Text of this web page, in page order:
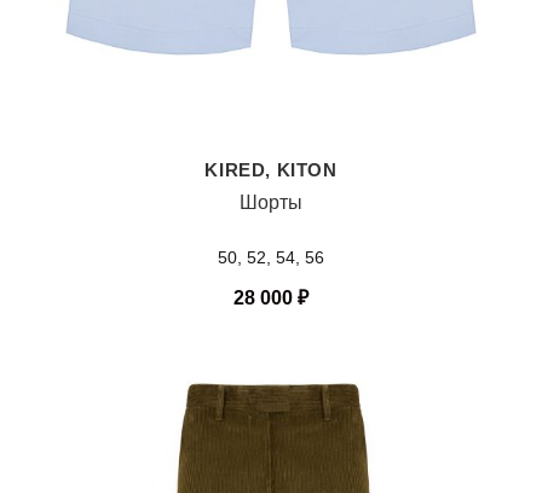
KIRED, KITON
Шорты
50, 52, 54, 56
28 000 ₽